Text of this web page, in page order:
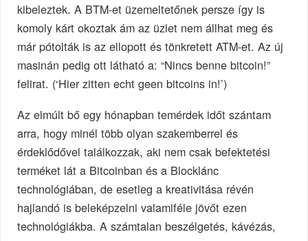
kibeleztek. A BTM-et üzemeltetőnek persze így is
komoly kárt okoztak ám az üzlet nem állhat meg és
már pótolták is az ellopott és tönkretett ATM-et. Az új
masinán pedig ott látható a: “Nincs benne bitcoin!”
felirat. (‘Hier zitten echt geen bitcoins in!’)
Az elmúlt bő egy hónapban temérdek időt szántam
arra, hogy minél több olyan szakemberrel és
érdeklődővel találkozzak, aki nem csak befektetési
terméket lát a Bitcoinban és a Blocklánc
technológiában, de esetleg a kreativitása révén
hajlandó is beleképzelni valamiféle jövőt ezen
technológiákba. A számtalan beszélgetés, kávézás,